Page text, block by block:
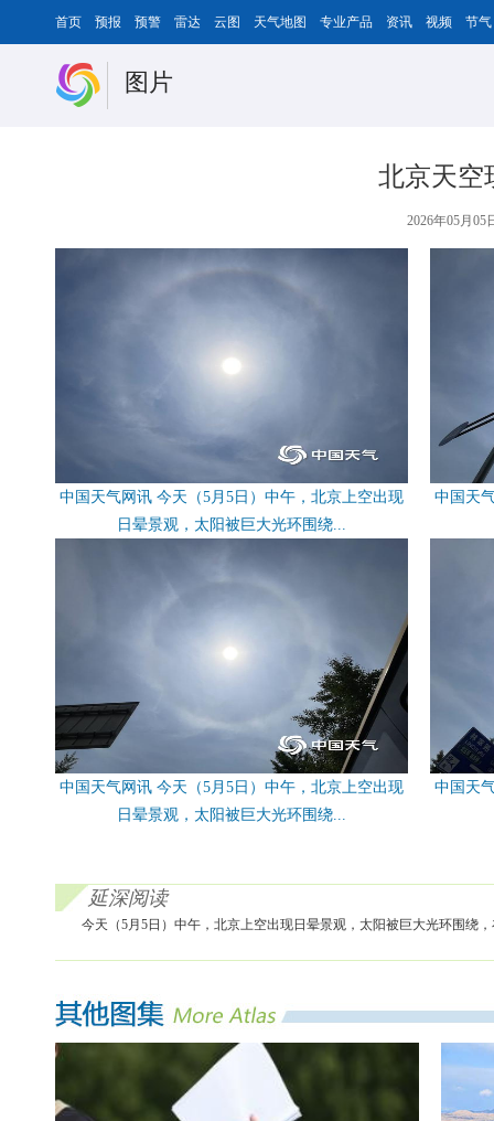
首页 预报 预警 雷达 云图 天气地图 专业产品 资讯 视频 节气
图片
北京天空
2026年05月05
中国天气网讯 今天（5月5日）中午，北京上空出现
日晕景观，太阳被巨大光环围绕...
中国天
中国天气网讯 今天（5月5日）中午，北京上空出现
日晕景观，太阳被巨大光环围绕...
中国天
延深阅读
今天（5月5日）中午，北京上空出现日晕景观，太阳被巨大光环围绕